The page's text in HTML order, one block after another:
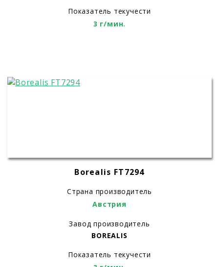
Показатель текучести
3 г/мин.
Borealis FT7294
Страна производитель
Австрия
Завод производитель
BOREALIS
Показатель текучести